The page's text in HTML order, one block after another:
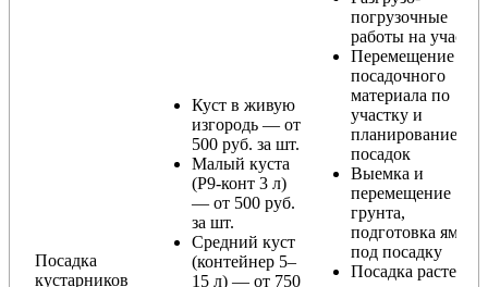
Посадка
кустарников
Куст в живую
изгородь — от
500 руб. за шт.
Малый куста
(Р9-конт 3 л)
— от 500 руб.
за шт.
Средний куст
(контейнер 5–
15 л) — от 750
погрузочные
работы на участке
Перемещение
посадочного
материала по
участку и
планирование
посадок
Выемка и
перемещение
грунта,
подготовка ямы
под посадку
Посадка растения